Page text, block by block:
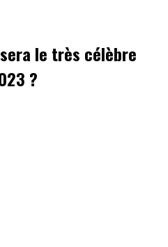
le très célèbre
?